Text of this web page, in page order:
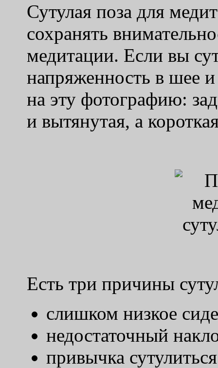
Сутулая поза для
сохранять
медитации. Если вы
напряженность в шее и
на эту фотографию:
и вытянутая, а
Есть три причины
слишком низкое
недостаточный
привычка сутулиться